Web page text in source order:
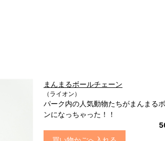
まんまるボールチェーン
（ライオン）
パーク内の人気動物たちがまんまる
ンになっちゃった！！